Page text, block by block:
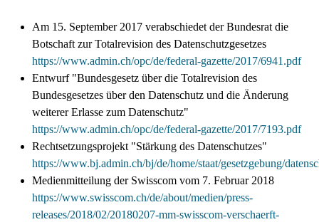
Am 15. September 2017 verabschiedet der Bundesrat die
Botschaft zur Totalrevision des Datenschutzgesetzes
https://www.admin.ch/opc/de/federal-gazette/2017/6941.pdf
Entwurf "Bundesgesetz über die Totalrevision des
Bundesgesetzes über den Datenschutz und die Änderung
weiterer Erlasse zum Datenschutz"
https://www.admin.ch/opc/de/federal-gazette/2017/7193.pdf
Rechtsetzungsprojekt "Stärkung des Datenschutzes"
https://www.bj.admin.ch/bj/de/home/staat/gesetzgebung/
Medienmitteilung der Swisscom vom 7. Februar 2018
https://www.swisscom.ch/de/about/medien/press-
releases/2018/02/20180207-mm-swisscom-verschaerft-